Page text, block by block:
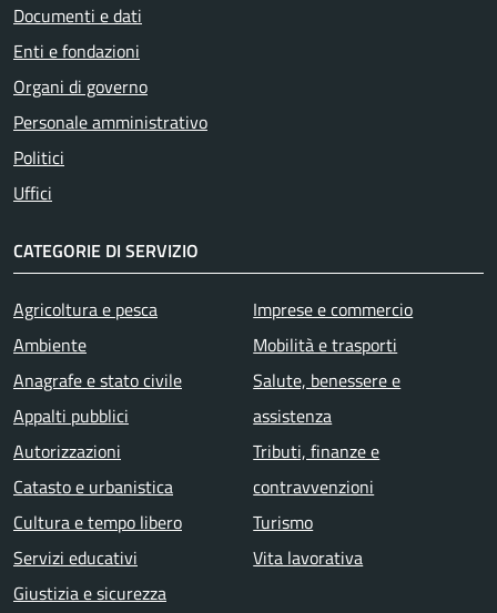
Documenti e dati
Enti e fondazioni
Organi di governo
Personale amministrativo
Politici
Uffici
CATEGORIE DI SERVIZIO
Agricoltura e pesca
Ambiente
Anagrafe e stato civile
Appalti pubblici
Autorizzazioni
Catasto e urbanistica
Cultura e tempo libero
Servizi educativi
Giustizia e sicurezza
Imprese e commercio
Mobilità e trasporti
Salute, benessere e
assistenza
Tributi, finanze e
contravvenzioni
Turismo
Vita lavorativa